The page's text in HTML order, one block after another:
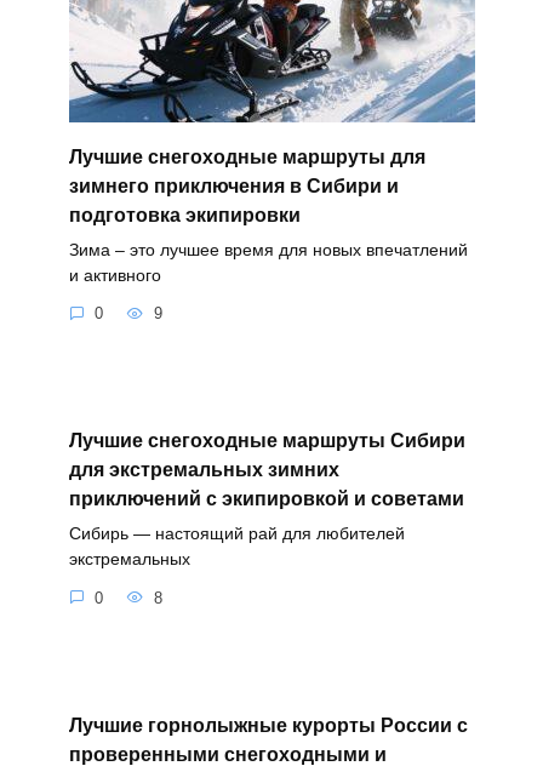
Лучшие снегоходные маршруты для
зимнего приключения в Сибири и
подготовка экипировки
Зима – это лучшее время для новых впечатлений
и активного
0 9
Лучшие снегоходные маршруты Сибири
для экстремальных зимних
приключений с экипировкой и советами
Сибирь — настоящий рай для любителей
экстремальных
0 8
Лучшие горнолыжные курорты России с
проверенными снегоходными и